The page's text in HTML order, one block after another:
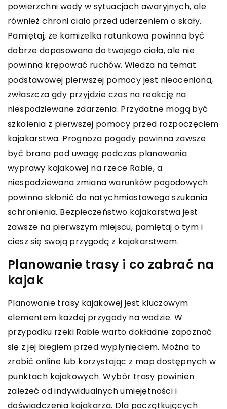
powierzchni wody w sytuacjach awaryjnych, ale
również chroni ciało przed uderzeniem o skały.
Pamiętaj, że kamizelka ratunkowa powinna być
dobrze dopasowana do twojego ciała, ale nie
powinna krępować ruchów. Wiedza na temat
podstawowej pierwszej pomocy jest nieoceniona,
zwłaszcza gdy przyjdzie czas na reakcję na
niespodziewane zdarzenia. Przydatne mogą być
szkolenia z pierwszej pomocy przed rozpoczęciem
kajakarstwa. Prognoza pogody powinna zawsze
być brana pod uwagę podczas planowania
wyprawy kajakowej na rzece Rabie, a
niespodziewana zmiana warunków pogodowych
powinna skłonić do natychmiastowego szukania
schronienia. Bezpieczeństwo kajakarstwa jest
zawsze na pierwszym miejscu, pamiętaj o tym i
ciesz się swoją przygodą z kajakarstwem.
Planowanie trasy i co zabrać na
kajak
Planowanie trasy kajakowej jest kluczowym
elementem każdej przygody na wodzie. W
przypadku rzeki Rabie warto dokładnie zapoznać
się z jej biegiem przed wypłynięciem. Można to
zrobić online lub korzystając z map dostępnych w
punktach kajakowych. Wybór trasy powinien
zależeć od indywidualnych umiejętności i
doświadczenia kajakarza. Dla początkujących